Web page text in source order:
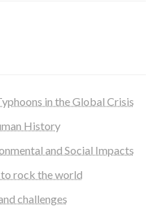
in the Global Crisis
History
and Social Impacts
rock the world
challenges